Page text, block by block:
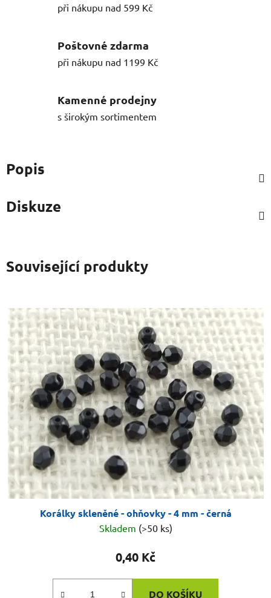
při nákupu nad 599 Kč
Poštovné zdarma
při nákupu nad 1199 Kč
Kamenné prodejny
s širokým sortimentem
Popis
Diskuze
Související produkty
Korálky skleněné - ohňovky - 4 mm - černá
Skladem (>50 ks)
0,40 Kč
DO KOŠÍKU